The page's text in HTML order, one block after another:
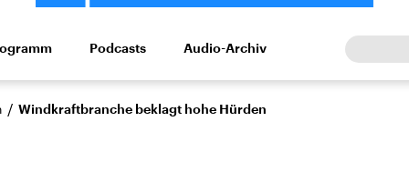
Wissen Kultur Europa
Podcasts Audio-Archiv
/ Windkraftbranche beklagt hohe Hürden